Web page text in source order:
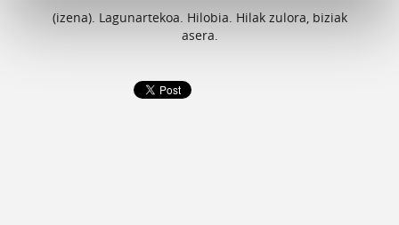
(izena). Lagunartekoa. Hilobia. Hilak zulora, biziak
asera.